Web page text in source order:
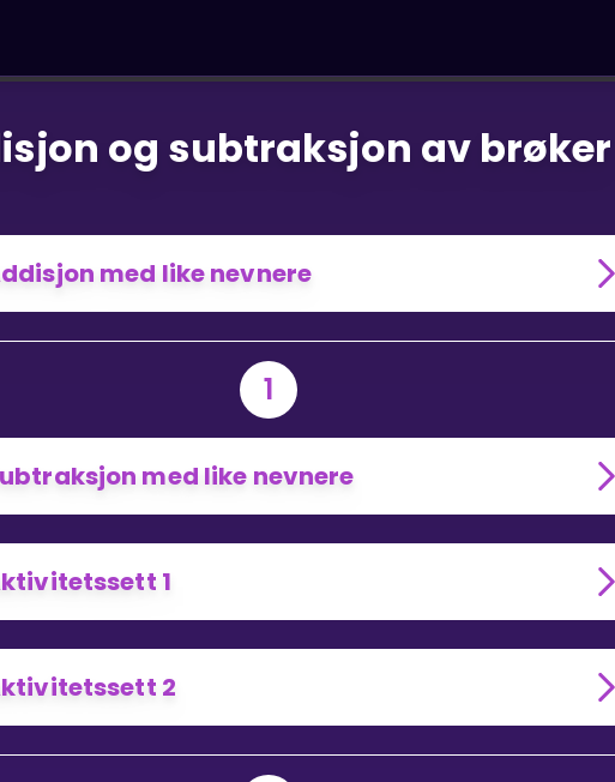
Bestill privatundervisning
og subtraksjon av brøker
med like nevnere
1
med like nevnere
1
2